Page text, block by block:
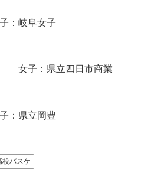
岐阜女子
子：県立四日市商業
県立岡豊
校バスケ